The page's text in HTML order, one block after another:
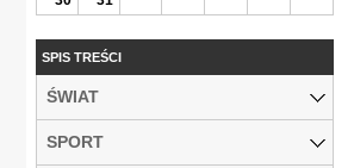
SPIS TREŚCI
ŚWIAT
SPORT